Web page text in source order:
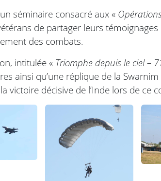
séminaire consacré aux «
de partager leurs
des combats.
intitulée « Triomphe depuis le ciel –
ainsi qu’une réplique de la
victoire décisive de l’Inde lors de ce